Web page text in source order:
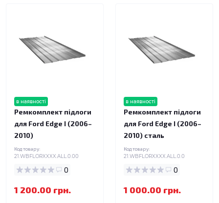
в наявності
Ремкомплект підлоги
для Ford Edge I (2006–
2010)
Код товару:
21.WBFLORXXXX.ALL.0.00
0
1 200.00 грн.
в наявності
Ремкомплект підлоги
для Ford Edge I (2006–
2010) сталь
Код товару:
21.WBFLORXXXX.ALL.0.0
0
1 000.00 грн.